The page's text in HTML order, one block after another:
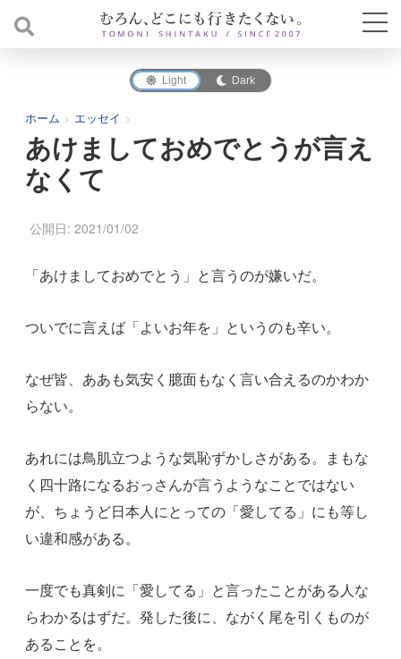
Light Dark
ホーム > エッセイ >
あけましておめでとうが言え
なくて
公開日: 2021/01/02
「あけましておめでとう」と言うのが嫌いだ。
ついでに言えば「よいお年を」というのも辛い。
なぜ皆、ああも気安く臆面もなく言い合えるのかわか
らない。
あれには鳥肌立つような気恥ずかしさがある。まもな
く四十路になるおっさんが言うようなことではない
が、ちょうど日本人にとっての「愛してる」にも等し
い違和感がある。
一度でも真剣に「愛してる」と言ったことがある人な
らわかるはずだ。発した後に、ながく尾を引くものが
あることを。